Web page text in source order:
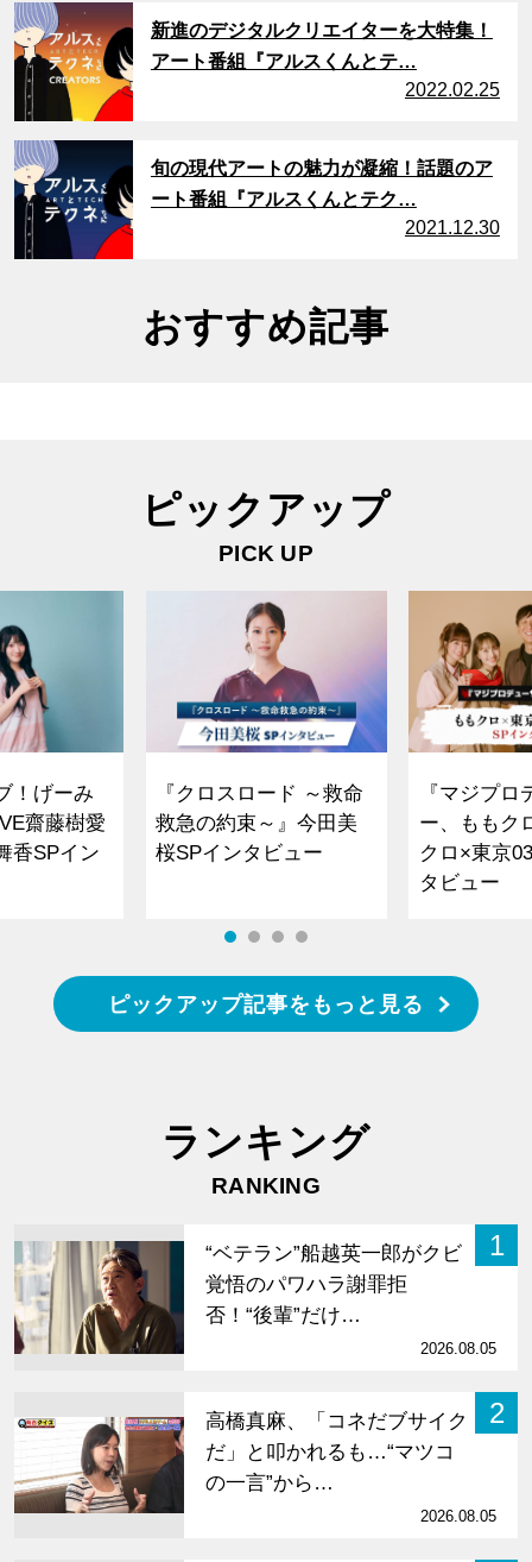
新進のデジタルクリエイターを大特集！
アート番組『アルスくんとテ…
2022.02.25
旬の現代アートの魅力が凝縮！話題のア
ート番組『アルスくんとテク…
2021.12.30
おすすめ記事
ピックアップ
PICK UP
！げーみ
齋藤樹愛
香SPイン
『クロスロード ～救命
救急の約束～』今田美
桜SPインタビュー
『マジプロ
ー、ももク
クロ×東京
タビュー
ピックアップ記事をもっと見る
ランキング
RANKING
1
“ベテラン”船越英一郎がクビ
覚悟のパワハラ謝罪拒
否！“後輩”だけ…
2026.08.05
2
高橋真麻、「コネだブサイク
だ」と叩かれるも…“マツコ
の一言”から…
2026.08.05